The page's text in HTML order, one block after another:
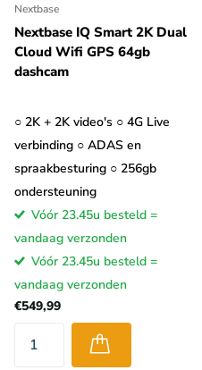
Nextbase
Nextbase IQ Smart 2K Dual
Cloud Wifi GPS 64gb
dashcam
○ 2K + 2K video's ○ 4G Live
verbinding ○ ADAS en
spraakbesturing ○ 256gb
ondersteuning
Vóór 23.45u besteld =
vandaag verzonden
Vóór 23.45u besteld =
vandaag verzonden
€549,99